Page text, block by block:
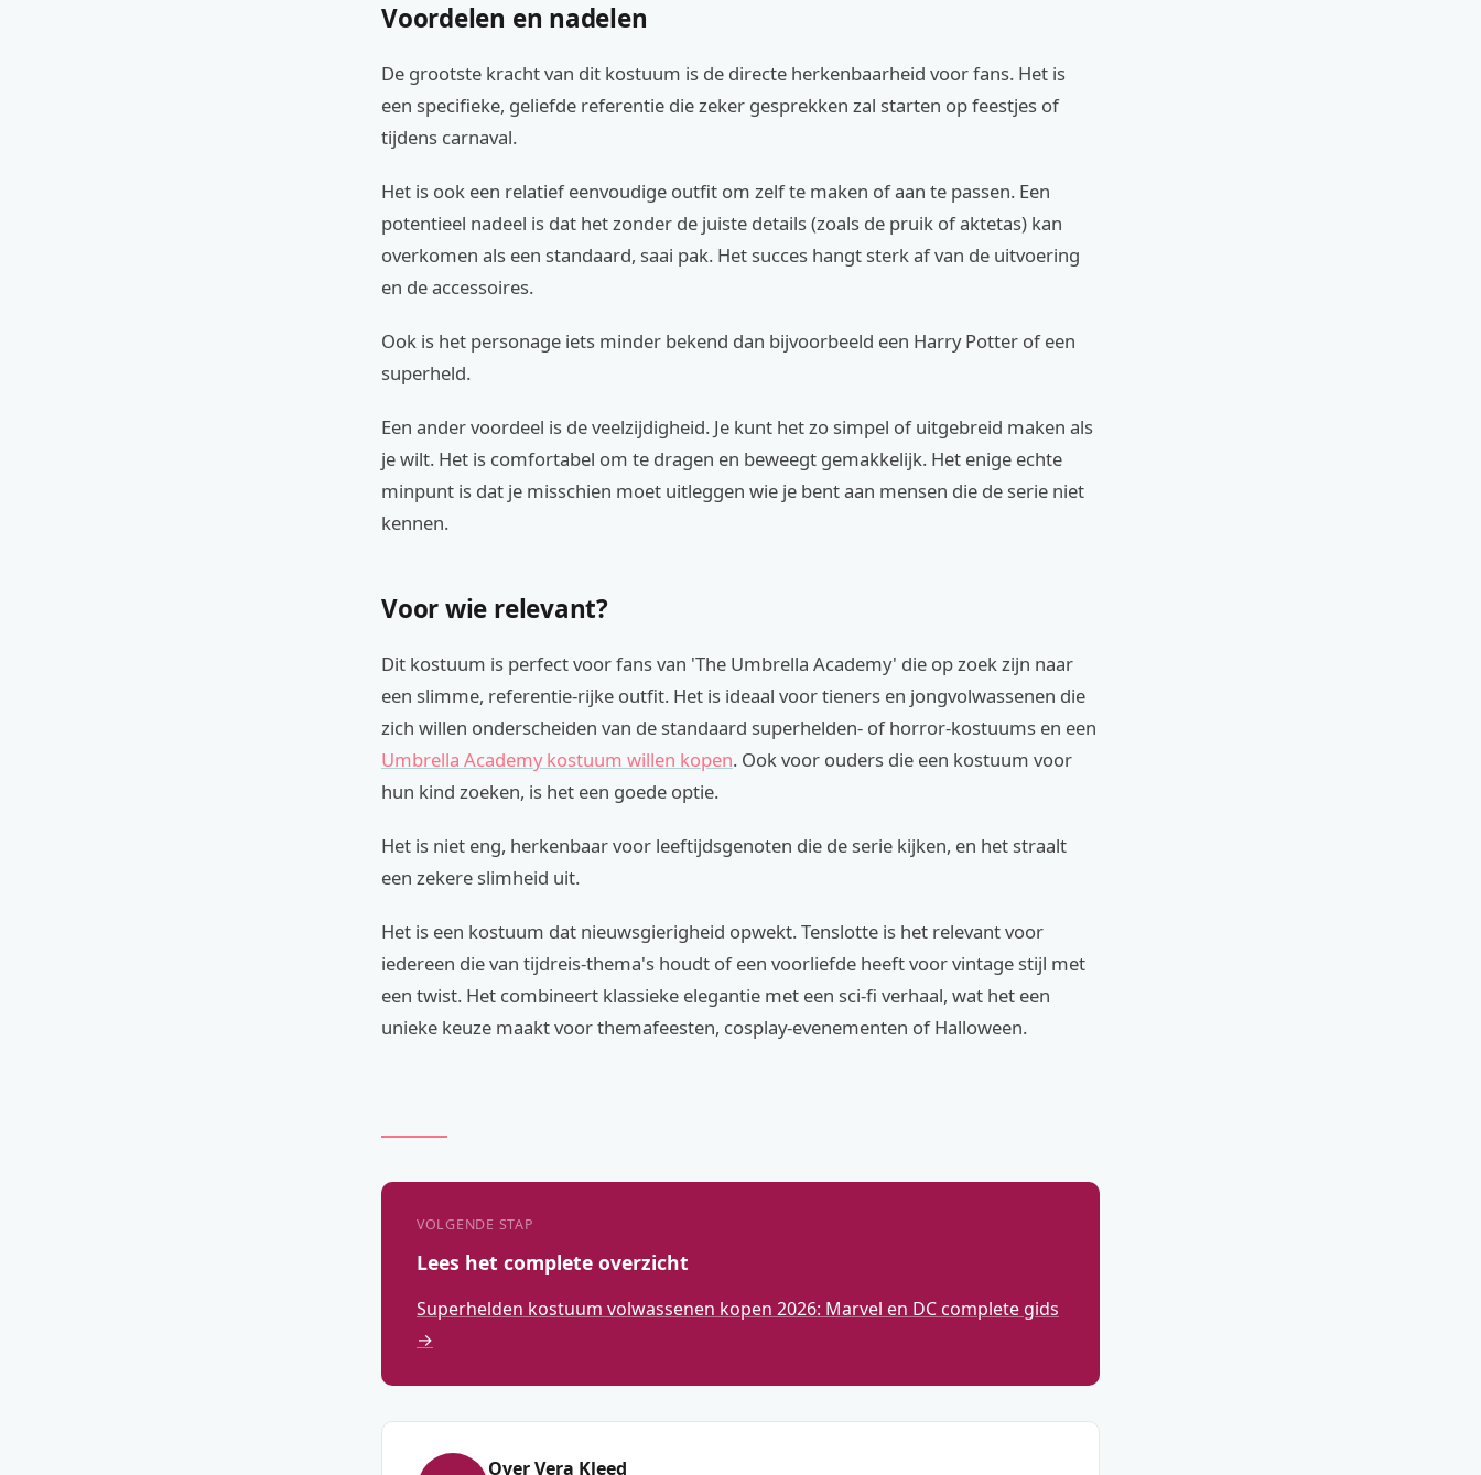
Voordelen en nadelen
De grootste kracht van dit kostuum is de directe herkenbaarheid voor fans. Het is
een specifieke, geliefde referentie die zeker gesprekken zal starten op feestjes of
tijdens carnaval.
Het is ook een relatief eenvoudige outfit om zelf te maken of aan te passen. Een
potentieel nadeel is dat het zonder de juiste details (zoals de pruik of aktetas) kan
overkomen als een standaard, saai pak. Het succes hangt sterk af van de uitvoering
en de accessoires.
Ook is het personage iets minder bekend dan bijvoorbeeld een Harry Potter of een
superheld.
Een ander voordeel is de veelzijdigheid. Je kunt het zo simpel of uitgebreid maken als
je wilt. Het is comfortabel om te dragen en beweegt gemakkelijk. Het enige echte
minpunt is dat je misschien moet uitleggen wie je bent aan mensen die de serie niet
kennen.
Voor wie relevant?
Dit kostuum is perfect voor fans van 'The Umbrella Academy' die op zoek zijn naar
een slimme, referentie-rijke outfit. Het is ideaal voor tieners en jongvolwassenen die
zich willen onderscheiden van de standaard superhelden- of horror-kostuums en een
Umbrella Academy kostuum willen kopen. Ook voor ouders die een kostuum voor
hun kind zoeken, is het een goede optie.
Het is niet eng, herkenbaar voor leeftijdsgenoten die de serie kijken, en het straalt
een zekere slimheid uit.
Het is een kostuum dat nieuwsgierigheid opwekt. Tenslotte is het relevant voor
iedereen die van tijdreis-thema's houdt of een voorliefde heeft voor vintage stijl met
een twist. Het combineert klassieke elegantie met een sci-fi verhaal, wat het een
unieke keuze maakt voor themafeesten, cosplay-evenementen of Halloween.
VOLGENDE STAP
Lees het complete overzicht
Superhelden kostuum volwassenen kopen 2026: Marvel en DC complete gids
→
Over Vera Kleed